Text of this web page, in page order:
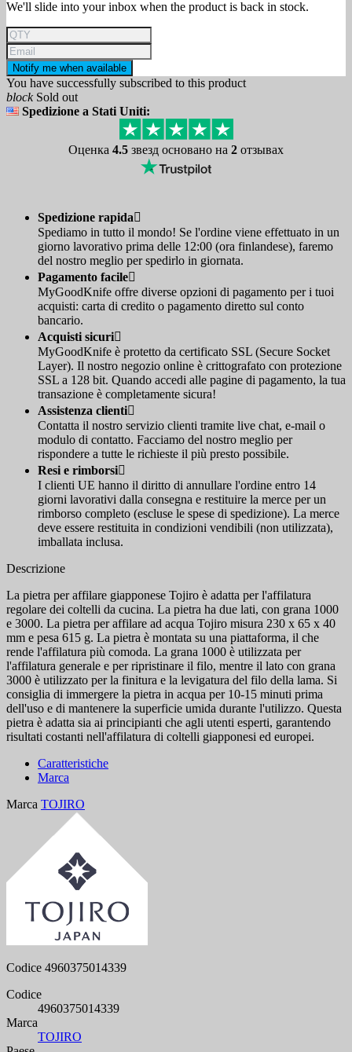
We'll slide into your inbox when the product is back in stock.
Notify me when available
You have successfully subscribed to this product
blockSold out
Spedizione a Stati Uniti:
Оценка 4.5 звезд основано на 2 отзывах
Spedizione rapida
Spediamo in tutto il mondo! Se l'ordine viene effettuato in un
giorno lavorativo prima delle 12:00 (ora finlandese), faremo
del nostro meglio per spedirlo in giornata.
Pagamento facile
MyGoodKnife offre diverse opzioni di pagamento per i tuoi
acquisti: carta di credito o pagamento diretto sul conto
bancario.
Acquisti sicuri
MyGoodKnife è protetto da certificato SSL (Secure Socket
Layer). Il nostro negozio online è crittografato con protezione
SSL a 128 bit. Quando accedi alle pagine di pagamento, la tua
transazione è completamente sicura!
Assistenza clienti
Contatta il nostro servizio clienti tramite live chat, e-mail o
modulo di contatto. Facciamo del nostro meglio per
rispondere a tutte le richieste il più presto possibile.
Resi e rimborsi
I clienti UE hanno il diritto di annullare l'ordine entro 14
giorni lavorativi dalla consegna e restituire la merce per un
rimborso completo (escluse le spese di spedizione). La merce
deve essere restituita in condizioni vendibili (non utilizzata),
imballata inclusa.
Descrizione
La pietra per affilare giapponese Tojiro è adatta per l'affilatura
regolare dei coltelli da cucina. La pietra ha due lati, con grana 1000
e 3000. La pietra per affilare ad acqua Tojiro misura 230 x 65 x 40
mm e pesa 615 g. La pietra è montata su una piattaforma, il che
rende l'affilatura più comoda. La grana 1000 è utilizzata per
l'affilatura generale e per ripristinare il filo, mentre il lato con grana
3000 è utilizzato per la finitura e la levigatura del filo della lama. Si
consiglia di immergere la pietra in acqua per 10-15 minuti prima
dell'uso e di mantenere la superficie umida durante l'utilizzo. Questa
pietra è adatta sia ai principianti che agli utenti esperti, garantendo
risultati costanti nell'affilatura di coltelli giapponesi ed europei.
Caratteristiche
Marca
Marca TOJIRO
Codice 4960375014339
Codice
4960375014339
Marca
TOJIRO